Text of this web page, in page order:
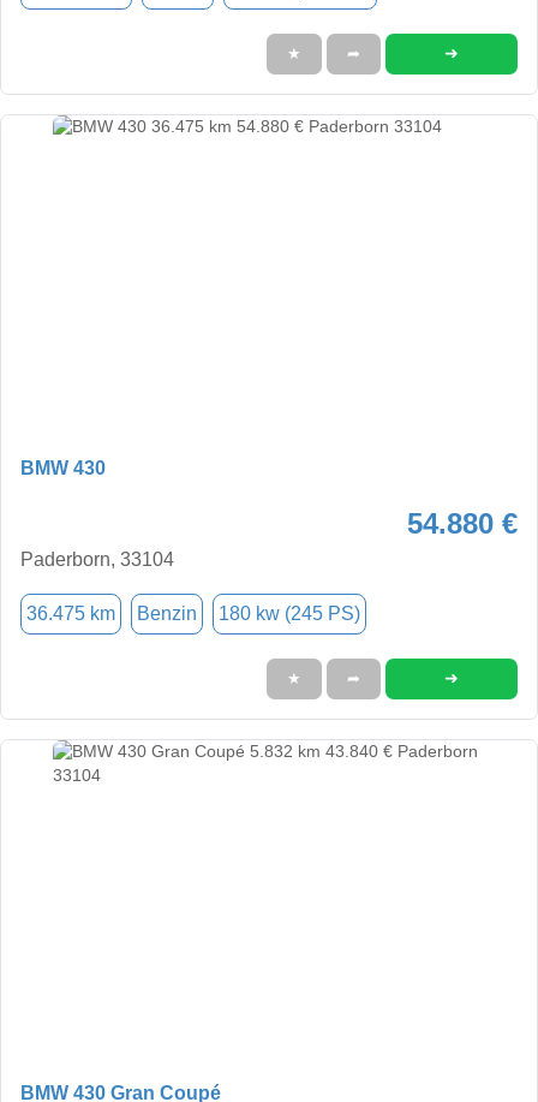
★ ➦ ➜
BMW 430
54.880 €
Paderborn, 33104
36.475 km Benzin 180 kw (245 PS)
★ ➦ ➜
BMW 430 Gran Coupé